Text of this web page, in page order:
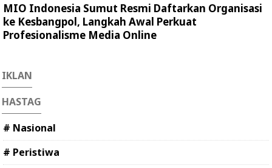
MIO Indonesia Sumut Resmi Daftarkan Organisasi
ke Kesbangpol, Langkah Awal Perkuat
Profesionalisme Media Online
IKLAN
HASTAG
# Nasional
# Peristiwa